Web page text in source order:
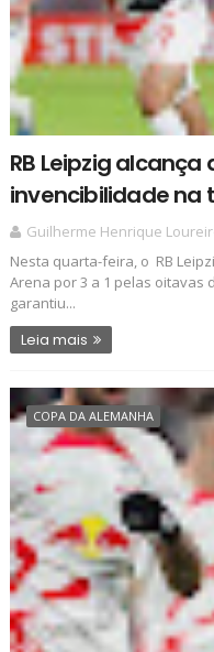
RB Leipzig
invencibilidade na
Guilherme Henrique
Nesta quarta-feira, o RB
Arena por 3 a 1 pelas oitavas
garantiu...
Leia mais
COPA DA ALEMANHA